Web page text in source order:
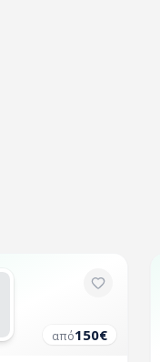
από150€